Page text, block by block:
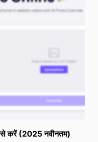
करें (2025 नवीनतम)